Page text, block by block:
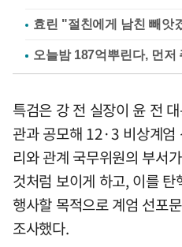
효린 "절친에게 남친 빼
특검은 강 전 실장이 윤 전
관과 공모해 12·3 비상계엄
리와 관계 국무위원의 부서
것처럼 보이게 하고, 이를
행사할 목적으로 계엄 선포
조사했다.